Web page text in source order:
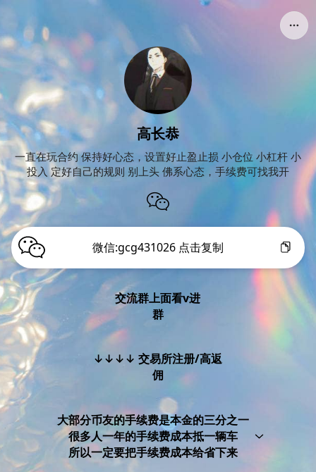
高长恭
一直在玩合约 保持好心态，设置好止盈止损 小仓位 小杠杆 小
投入 定好自己的规则 别上头 佛系心态，手续费可找我开
微信:gcg431026 点击复制
交流群上面看v进
群
↓↓↓↓ 交易所注册/高返
佣
大部分币友的手续费是本金的三分之一
很多人一年的手续费成本抵一辆车
所以一定要把手续费成本给省下来